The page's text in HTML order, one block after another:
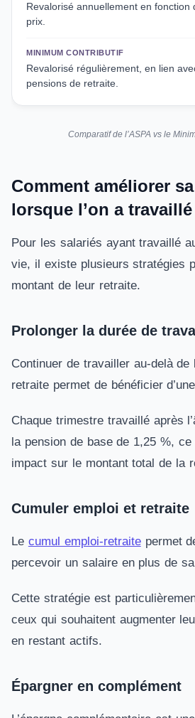
Revalorisé annuellement en fonction
prix.
MINIMUM CONTRIBUTIF
Revalorisé régulièrement, en lien
pensions de retraite.
Comparatif de l’ASPA vs le
Comment améliorer
lorsque l’on a
Pour les salariés ayant travaillé
vie, il existe plusieurs stratégies
montant de leur retraite.
Prolonger la durée de
Continuer de travailler au-delà de
retraite permet de bénéficier
Chaque trimestre travaillé après
la pension de base de 1,25 %,
impact sur le montant total de la
Cumuler emploi et retraite
Le cumul emploi-retraitepermet
percevoir un salaire en plus de
Cette stratégie est
ceux qui souhaitent augmenter
en restant actifs.
Épargner en complément